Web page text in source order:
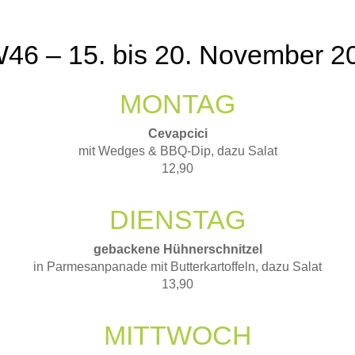
– 15. bis 20. November
MONTAG
Cevapcici
mit Wedges & BBQ-Dip, dazu Salat
12,90
DIENSTAG
gebackene Hühnerschnitzel
in Parmesanpanade mit Butterkartoffeln, dazu Salat
13,90
MITTWOCH